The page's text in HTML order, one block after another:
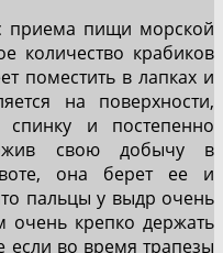
приема пищи морской
количество крабиков
поместить в лапках и
на поверхности,
спинку и постепенно
свою добычу в
она берет ее и
пальцы у выдр очень
очень крепко держать
во время трапезы